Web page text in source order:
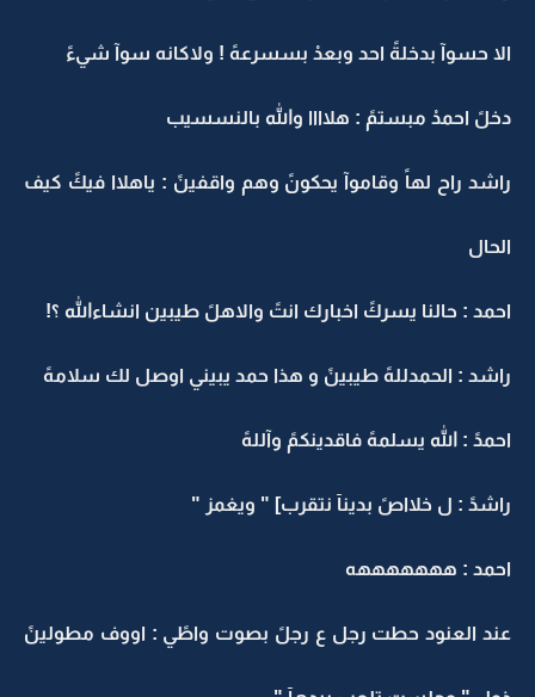
الا حسوآ بدخلةً احد وبعدْ بسسرعهً ! ولاكانه سوآ شيءً
دخلً احمدْ مبستمً : هلاااا والله بالنسسيب
راشد راح لهاً وقاموآ يحكونً وهم واقفينً : ياهلاا فيكً كيف
الحال
احمد : حالنا يسركً اخبارك انتً والاهلً طيبين انشاءالله ؟!
راشد : الحمدللهً طيبينً و هذا حمد يبيني اوصل لك سلامهً
احمدً : الله يسلمهً فاقدينكمً وآللهً
راشدً : ل خلااصً بدينآ نتقرب] " ويغمز "
احمد : هههههههه
عند العنود حطت رجل ع رجلً بصوت واطًي : اووف مطولينً